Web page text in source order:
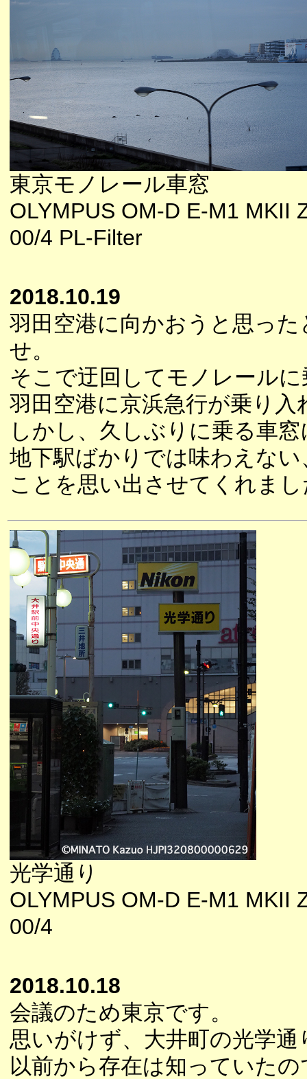
東京モノレール車窓
OLYMPUS OM-D E-M1 MKII
00/4 PL-Filter
2018.10.19
羽田空港に向かおうと思っ
せ。
そこで迂回してモノレール
羽田空港に京浜急行が乗り
しかし、久しぶりに乗る車
地下駅ばかりでは味わえな
ことを思い出させてくれま
光学通り
OLYMPUS OM-D E-M1 MKII
00/4
2018.10.18
会議のため東京です。
思いがけず、大井町の光学
以前から存在は知っていた